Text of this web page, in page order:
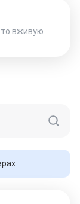
вживую